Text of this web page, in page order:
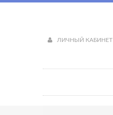
ЛИЧНЫЙ КАБИНЕТ